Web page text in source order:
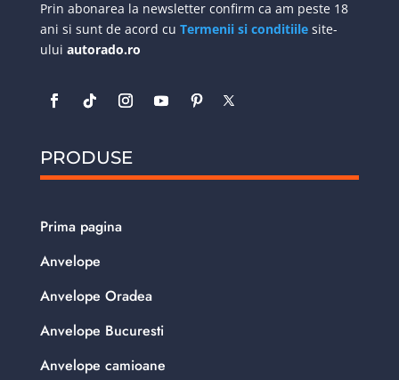
Prin abonarea la newsletter confirm ca am peste 18
ani si sunt de acord cu Termenii si conditiilesite-
ului autorado.ro
PRODUSE
Prima pagina
Anvelope
Anvelope Oradea
Anvelope Bucuresti
Anvelope camioane